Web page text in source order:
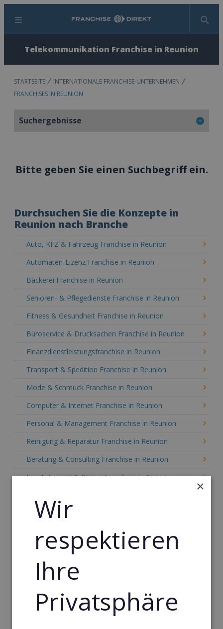
Menü Suchen
Telekommunikation Franchise in Reunion
STARTSEITE
INTERNATIONALE FRANCHISE-UNTERNEHMEN
FRANCHISES IN REUNION
Suchergebnisse
Bitte geben Sie einen Suchbegriff ein.
Durchsuchen Sie die Konzepte in
Reunion nach Branche
Auto, KFZ & Fahrzeug Franchise in Reunion
Automaten-Lizenz Franchise in Reunion
Bäckerei Franchise in Reunion
Senioren- & Pflegedienste Franchise in Reunion
Fitness & Gesundheit Franchise in Reunion
Büroservice & Drucksachen Franchise in Reunion
Finanzdienstleistungsfranchise in Reunion
Transport & Spedition Franchise in Reunion
Mode & Schmuck Franchise in Reunion
Computer & Internet Franchise in Reunion
Personal & Management Franchise in Reunion
Reinigung & Reparatur Franchise in Reunion
Beratung & Consulting Franchise in Reunion
Event, Freizeit & Reisen Franchise in Reunion
Gebäude & Haustechnik Franchise in Reunion
Handwerk Franchise in Reunion
Dienstleistungsfranchise in Reunion
Telekommunikation Franchise in Reunion
Sport Franchise in Reunion
×
Wir
respektieren
Ihre
Privatsphäre